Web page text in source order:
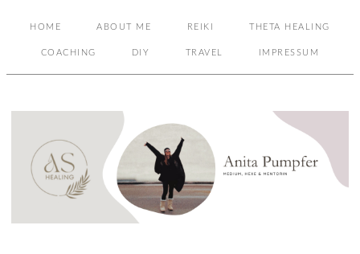
HOME ABOUT ME REIKI THETA HEALING
COACHING DIY TRAVEL IMPRESSUM